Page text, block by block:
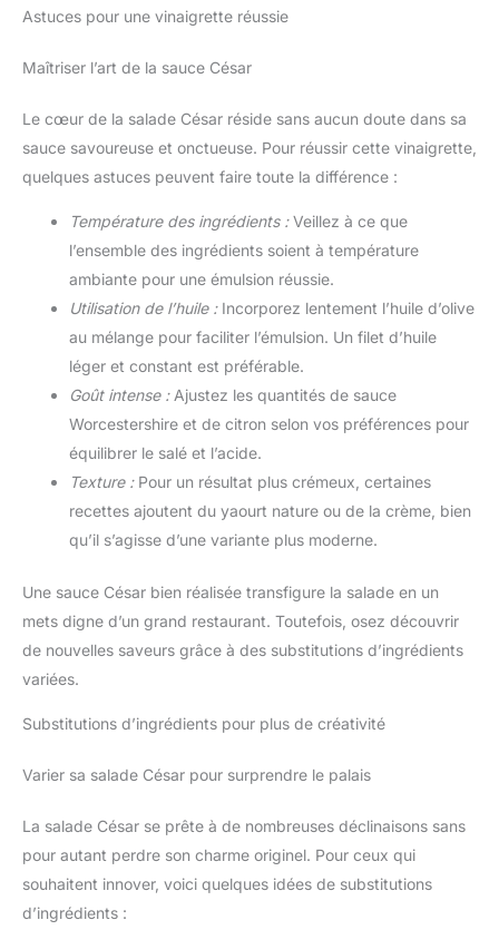
le set de couteaux de cuisine a un design sans coutures
qui ne retient pas la saleté pour un nettoyage facile. La
entretenir, elle peut être lavée à la main ou au lave-
ensemble d'outils de cuisine en silicone est non
seulement le compagnon idéal pour cuisiner à la
maison, mais aussi un cadeau parfait pour la famille et
mariage ou un anniversaire, cet ensemble de cuisine
apporter de la joie.
Astuces pour une vinaigrette réussie
Maîtriser l’art de la sauce César
Le cœur de la salade César réside sans aucun doute dans sa
sauce savoureuse et onctueuse. Pour réussir cette vinaigrette,
quelques astuces peuvent faire toute la différence :
Température des ingrédients :Veillez à ce que
l’ensemble des ingrédients soient à température
ambiante pour une émulsion réussie.
Utilisation de l’huile :Incorporez lentement l’huile d’olive
au mélange pour faciliter l’émulsion. Un filet d’huile
léger et constant est préférable.
Goût intense :Ajustez les quantités de sauce
Worcestershire et de citron selon vos préférences pour
équilibrer le salé et l’acide.
Texture :Pour un résultat plus crémeux, certaines
recettes ajoutent du yaourt nature ou de la crème, bien
qu’il s’agisse d’une variante plus moderne.
Une sauce César bien réalisée transfigure la salade en un
mets digne d’un grand restaurant. Toutefois, osez découvrir
de nouvelles saveurs grâce à des substitutions d’ingrédients
variées.
Substitutions d’ingrédients pour plus de créativité
Varier sa salade César pour surprendre le palais
La salade César se prête à de nombreuses déclinaisons sans
pour autant perdre son charme originel. Pour ceux qui
souhaitent innover, voici quelques idées de substitutions
d’ingrédients :